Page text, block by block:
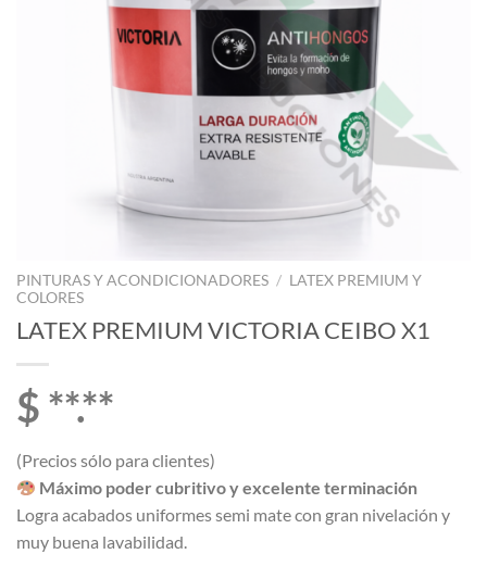
PINTURAS Y ACONDICIONADORES / LATEX PREMIUM Y
COLORES
LATEX PREMIUM VICTORIA CEIBO X1
$ **.**
(Precios sólo para clientes)
Máximo poder cubritivo y excelente terminación
Logra acabados uniformes semi mate con gran nivelación y
muy buena lavabilidad.